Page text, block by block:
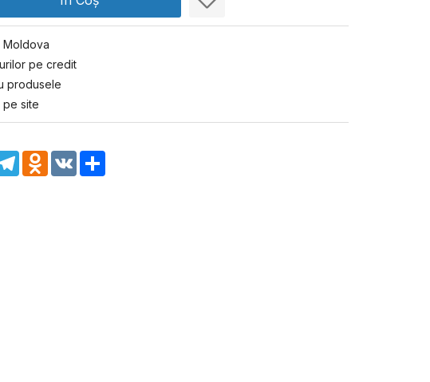
Moldova
pe credit
produsele
pe site
TelegramOdnoklassniki
VK